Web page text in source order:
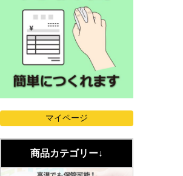
商品カテゴリー↓